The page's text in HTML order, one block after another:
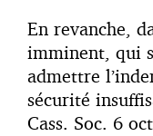
En revanche,
imminent, qui
admettre
sécurité
Cass. Soc. 6